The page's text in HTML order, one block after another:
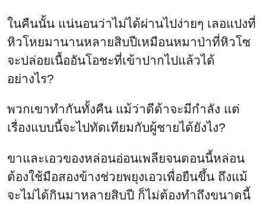
ในคืนนั้น แน่นอนว่าไม่ได้ผ่านไปง่ายๆ เลอแปงที่
หิวโหยมานานหลายสิบปีเหมือนหมาป่าที่หิวโซ
จะปล่อยเนื้ออันโอชะที่เข้าปากไปแล้วได้
อย่างไร?
พวกเขาทำกันทั้งคืน แม้ว่าดีด้าจะมีกำลัง แต่
เรื่องแบบนี้จะไปทัดเทียมกับผู้ชายได้ยังไง?
ขาและเอวของหล่อนอ่อนเพลียจนตอนนี้หล่อน
ต้องใช้มือสองข้างช่วยพยุงเอวเพื่อยืนขึ้น ถึงแม้
จะไม่ได้กินมาหลายสิบปี ก็ไม่ต้องทำถึงขนาดนี้